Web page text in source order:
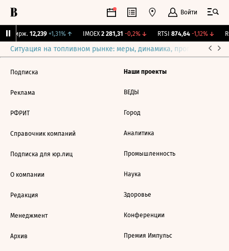
Войти
Бирж. 12,239 +1,31%↑ IMOEX 2 281,31 -0,2%↓ RTSI 874,64 -1,12%↓
Ситуация на топливном рынке: меры, динамика, прогнозы
Подписка
Реклама
РФРИТ
Справочник компаний
Подписка для юр.лиц
О компании
Редакция
Менеджмент
Архив
Наши проекты
ВЕДЫ
Город
Аналитика
Промышленность
Наука
Здоровье
Конференции
Премия Импульс